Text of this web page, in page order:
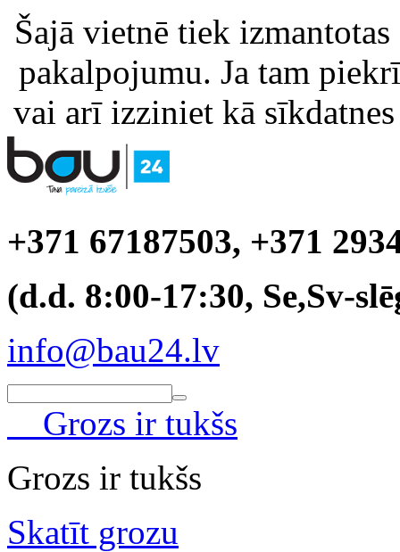
Šajā vietnē tiek
pakalpojumu. Ja tam
vai arī izziniet kā
+371 67187503, +371
(d.d. 8:00-17:30, Se,Sv-
info@bau24.lv
Grozs ir tukšs
Grozs ir tukšs
Skatīt grozu